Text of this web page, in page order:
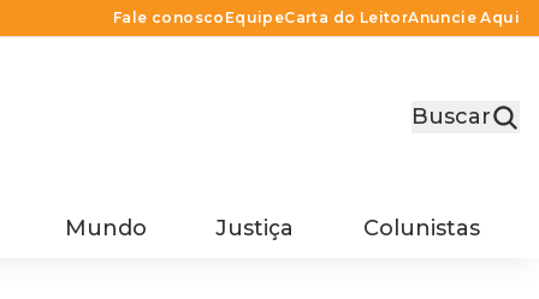
Fale conosco EquipeCarta do LeitorAnuncie Aqui
Buscar
Mundo Justiça Colunistas